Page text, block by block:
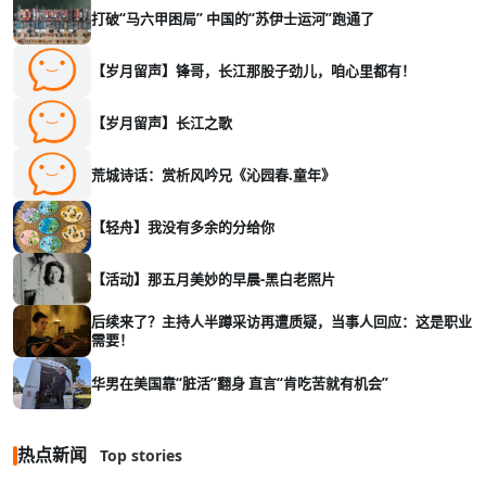
打破“马六甲困局” 中国的“苏伊士运河”跑通了
【岁月留声】锋哥，长江那股子劲儿，咱心里都有！
【岁月留声】长江之歌
荒城诗话：赏析风吟兄《沁园春.童年》
【轻舟】我没有多余的分给你
【活动】那五月美妙的早晨-黑白老照片
后续来了？主持人半蹲采访再遭质疑，当事人回应：这是职业
需要！
华男在美国靠“脏活”翻身 直言“肯吃苦就有机会”
热点新闻 Top stories